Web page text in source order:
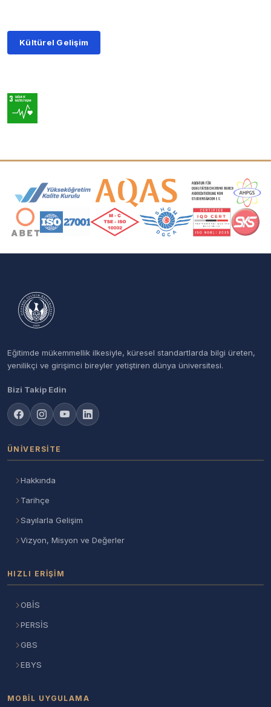
Kültürel Gelişim
Akreditasyon ve Üyelik Logoları
Eğitimde mükemmellik ilkesiyle, küresel standartlarda bilgi üreten,
yenilikçi ve girişimci bireyler yetiştiren dünya üniversitesi.
Bizi Takip Edin
ÜNIVERSITE
Hakkında
Tarihçe
Sayılarla Gelişim
Vizyon, Misyon ve Değerler
HIZLI ERIŞIM
OBİS
PERSİS
GBS
EBYS
MOBIL UYGULAMA